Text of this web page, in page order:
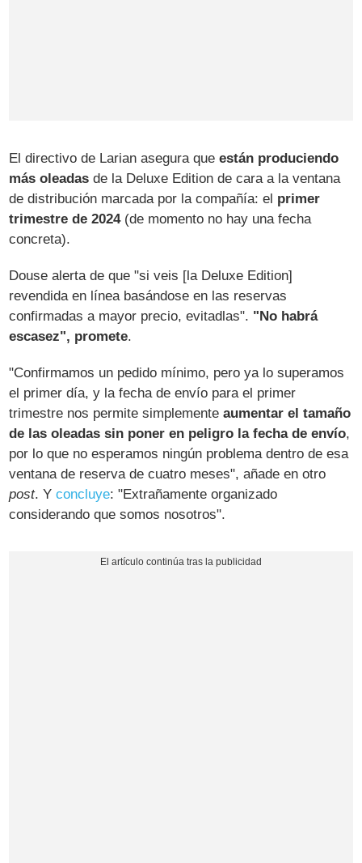
El directivo de Larian asegura queestán produciendo
más oleadas de la Deluxe Edition de cara a la ventana
de distribución marcada por la compañía: el primer
trimestre de 2024(de momento no hay una fecha
concreta).
Douse alerta de que "si veis [la Deluxe Edition]
revendida en línea basándose en las reservas
confirmadas a mayor precio, evitadlas". "No habrá
escasez", promete.
"Confirmamos un pedido mínimo, pero ya lo superamos
el primer día, y la fecha de envío para el primer
trimestre nos permite simplementeaumentar el tamaño
de las oleadas sin poner en peligro la fecha de envío,
por lo que no esperamos ningún problema dentro de esa
ventana de reserva de cuatro meses", añade en otro
post. Yconcluye: "Extrañamente organizado
considerando que somos nosotros".